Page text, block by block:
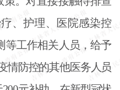
、护理、医院感染控
等工作相关人员，给予
情防控的其他医务人员